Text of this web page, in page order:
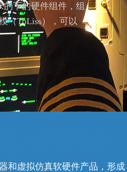
下的硬件组件，组
（ToLiss），可以
和虚拟仿真软硬件产品，形成